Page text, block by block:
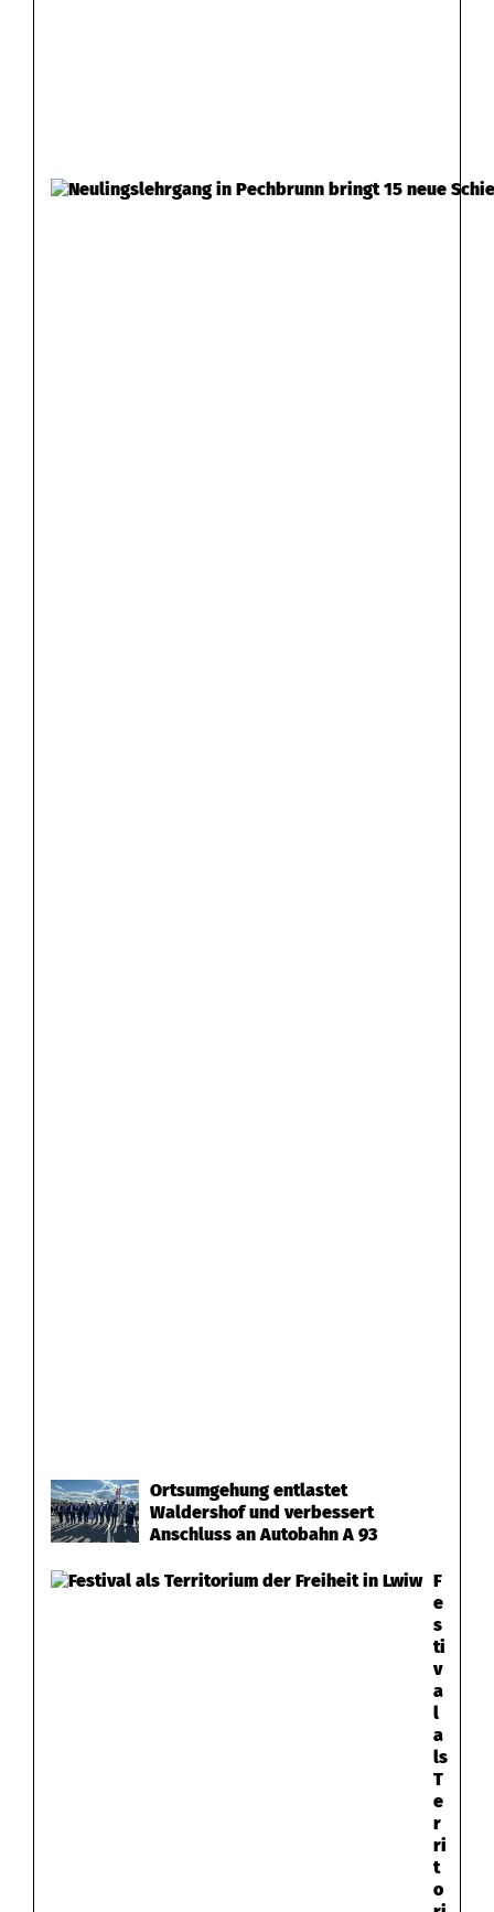
Ortsumgehung entlastet
Waldershof und verbessert
Anschluss an Autobahn A 93
F
e
s
ti
v
a
l
a
ls
T
e
r
ri
t
o